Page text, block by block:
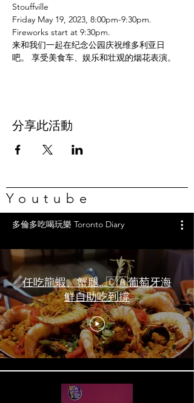
Stouffville
Friday May 19, 2023, 8:00pm-9:30pm.
Fireworks start at 9:30pm.
来和我们一起在纪念公园庆祝维多利亚日
吧。 享受美食车、娱乐和壮观的烟花表演。
分享此活動
Youtube
多倫多吃喝玩樂 Toronto Diary
任吃龍蝦、蟹腿…🇨🇦葡萄牙海
鮮自助吃到撐